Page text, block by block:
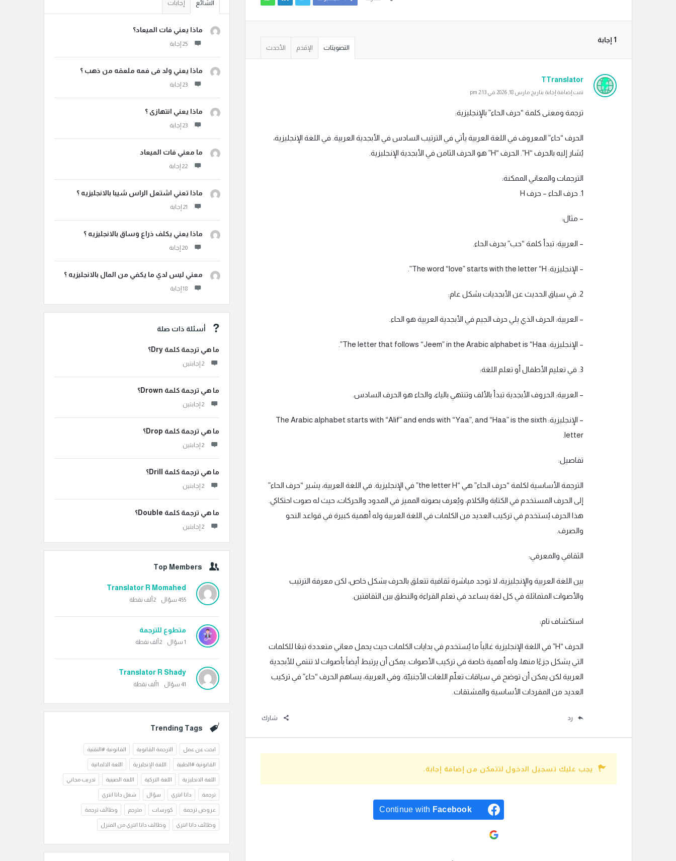
‫1 إجابة
التصويتات الإقدم الأحدث
TTranslator
تمت إضافة إجابة بتاريخ مارس 18, 2026 في 2:13 pm
ترجمة ومعنى كلمة “حرف الحاء” بالإنجليزية:
الحرف “حاء” المعروف في اللغة العربية يأتي في الترتيب السادس في الأبجدية العربية. في اللغة الإنجليزية،
يُشار إليه بالحرف “H”. الحرف “H” هو الحرف الثامن في الأبجدية الإنجليزية.
الترجمات والمعاني الممكنة:
1. حرف الحاء – حرف H
– مثال:
– العربية: تبدأ كلمة “حب” بحرف الحاء.
– الإنجليزية: The word “love” starts with the letter “H”.
2. في سياق الحديث عن الأبجديات بشكل عام:
– العربية: الحرف الذي يلي حرف الجيم في الأبجدية العربية هو الحاء.
– الإنجليزية: The letter that follows “Jeem” in the Arabic alphabet is “Haa”.
3. في تعليم الأطفال أو تعلم اللغة:
– العربية: الحروف الأبجدية تبدأ بالألف وتنتهي بالياء، والحاء هو الحرف السادس.
– الإنجليزية: The Arabic alphabet starts with “Alif” and ends with “Yaa”, and “Haa” is the sixth
letter.
تفاصيل:
الترجمة الأساسية لكلمة “حرف الحاء” هي “the letter H” في الإنجليزية. في اللغة العربية، يشير “حرف الحاء”
إلى الحرف المستخدم في الكتابة والكلام، ويُعرف بصوته المميز في المدود والحركات، حيث له صوت احتكاكي.
هذا الحرف يُستخدم في تركيب العديد من الكلمات في اللغة العربية وله أهمية كبيرة في قواعد النحو
والصرف.
الثقافي والمعرفي:
بين اللغة العربية والإنجليزية، لا توجد مباشرة ثقافية تتعلق بالحرف بشكل خاص، لكن معرفة الترتيب
والأصوات المتماثلة في كل لغة يساعد في تعلم القراءة والنطق بين الثقافتين.
استكشاف تام:
الحرف “H” في اللغة الإنجليزية غالباً ما يُستخدم في بدايات الكلمات حيث يحمل معاني متعددة تبعًا للكلمات
التي يشكل جزءًا منها، وله أهمية خاصة في تركيب الأصوات. يمكن أن يرتبط أيضاً بأصوات لا تنتمي للأبجدية
العربية لكن يمكن أن توضح في سياقات تعلّم اللغات الأجنبيّة. وفي العربية، يساهم الحرف “حاء” في تركيب
العديد من المفردات الأساسية والمشتقات.
رد شارك
يجب عليك تسجيل الدخول لتتمكن من إضافة إجابة.
Continue with Facebook
الشائع إجابات
ماذا يعني فات الميعاد؟
‏‫25 إجابة
ماذا يعني ولد فى فمه ملعقه من ذهب ؟
‏‫23 إجابة
ماذا يعني انتهازى ؟
‏‫23 إجابة
ما معني فات الميعاد
‏‫22 إجابة
ماذا تعني اشتعل الراس شيبا بالانجليزيه ؟
ماذا يعني يكلف ذراع وساق بالانجليزيه ؟
‏‫20 إجابة
معني ليس لدي ما يكفي من المال بالانجليزيه ؟
‏‫18 إجابة
أسئلة ذات صلة
ما هي ترجمة كلمة Dry؟
‫2 إجابتين
ما هي ترجمة كلمة Drown؟
‫2 إجابتين
ما هي ترجمة كلمة Drop؟
‫2 إجابتين
ما هي ترجمة كلمة Drill؟
‫2 إجابتين
ما هي ترجمة كلمة Double؟
‫2 إجابتين
Top Members
Translator R Momahed
455 سؤال 2ألف نقطة
متطوع للترجمة
1 سؤال 2ألف نقطة
Translator R Shady
41 سؤال 1ألف نقطة
Trending Tags
ابحث عن عمل الترجمة القانوية القانونية #التقنية
القانونية #الطبية اللغة الإنجليزية اللغة الالمانية
اللغة الانجليزية اللغة التركية اللغة الصينية تدريب مجاني
ترجمة داتا انتري سؤال شغل داتا انتري
عروض ترجمة كورسات مترجم وظائف ترجمة
وظائف داتا انتري وظائف داتا انتري من المنزل